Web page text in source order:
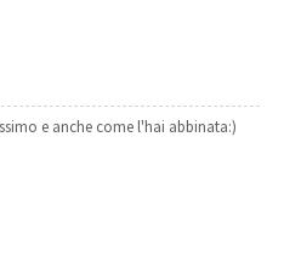
e anche come l'hai abbinata:)